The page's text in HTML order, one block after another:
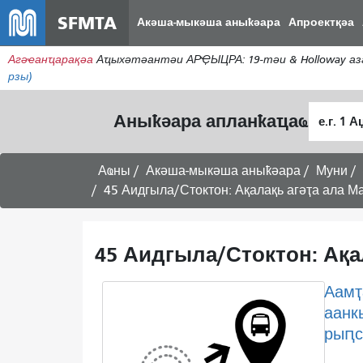
SFMTA Акәша-мыкәша аныҟәара Апроектқәа
Агәҽанҵарақәа Аҵыхәтәантәи АРҾЫЦРА: 19-тәи & Holloway
рзы)
Аныҟәара апланҟаҵаҩҭыԥ
Аҩны Акәша-мыкәша аныҟәара Муни
45 Аидгыла/Стоктон: Ақалақь агәҭа ала
45 Аидгыла/Стоктон: